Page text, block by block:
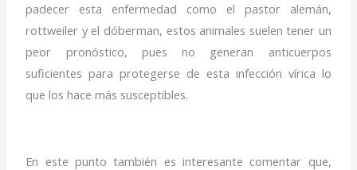
padecer esta enfermedad como el pastor alemán,
rottweiler y el dóberman, estos animales suelen tener un
peor pronóstico, pues no generan anticuerpos
suficientes para protegerse de esta infección vírica lo
que los hace más susceptibles.
En este punto también es interesante comentar que,